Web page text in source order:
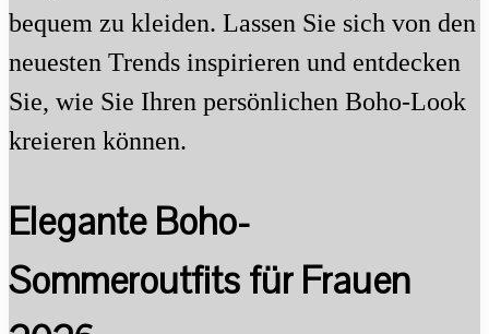
bequem zu kleiden. Lassen Sie sich von den
neuesten Trends inspirieren und entdecken
Sie, wie Sie Ihren persönlichen Boho-Look
kreieren können.
Elegante Boho-
Sommeroutfits für Frauen